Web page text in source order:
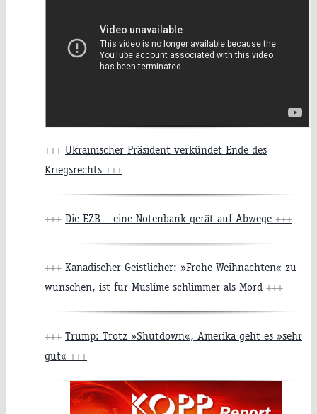
+++ Ukrainischer Präsident verkündet Ende des
Kriegsrechts +++
+++ Die EZB – eine Notenbank gerät auf Abwege +++
+++ Kanadischer Geistlicher: »Frohe Weihnachten« zu
wünschen, ist für Muslime schlimmer als Mord +++
+++ Trump: Trotz »Shutdown«, Amerika geht es »sehr
gut« +++